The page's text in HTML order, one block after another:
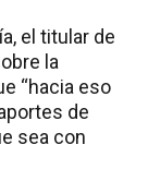
el titular de
la
“hacia eso
de
sea con